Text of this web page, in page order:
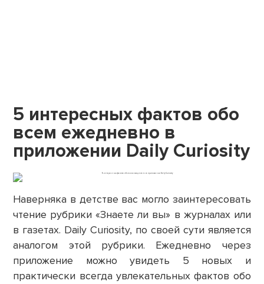
5 интересных фактов обо
всем ежедневно в
приложении Daily Curiosity
Наверняка в детстве вас могло заинтересовать
чтение рубрики «Знаете ли вы» в журналах или
в газетах. Daily Curiosity, по своей сути является
аналогом этой рубрики. Ежедневно через
приложение можно увидеть 5 новых и
практически всегда увлекательных фактов обо